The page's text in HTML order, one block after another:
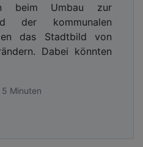
beim Umbau zur
der kommunalen
das Stadtbild von
Dabei könnten
Minuten